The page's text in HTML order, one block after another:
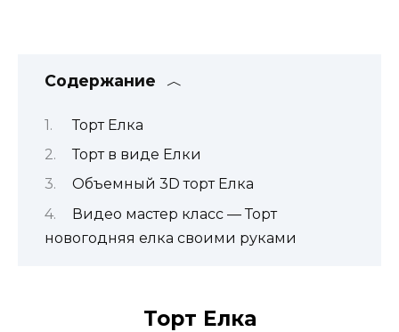
Содержание
Торт Елка
Торт в виде Елки
Объемный 3D торт Елка
Видео мастер класс — Торт
новогодняя елка своими руками
Торт Елка